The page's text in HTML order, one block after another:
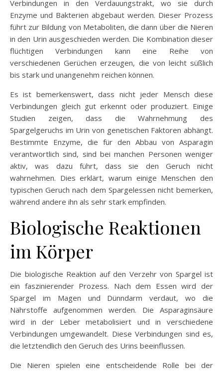
Verbindungen in den Verdauungstrakt, wo sie durch
Enzyme und Bakterien abgebaut werden. Dieser Prozess
führt zur Bildung von Metaboliten, die dann über die Nieren
in den Urin ausgeschieden werden. Die Kombination dieser
flüchtigen Verbindungen kann eine Reihe von
verschiedenen Gerüchen erzeugen, die von leicht süßlich
bis stark und unangenehm reichen können.
Es ist bemerkenswert, dass nicht jeder Mensch diese
Verbindungen gleich gut erkennt oder produziert. Einige
Studien zeigen, dass die Wahrnehmung des
Spargelgeruchs im Urin von genetischen Faktoren abhängt.
Bestimmte Enzyme, die für den Abbau von Asparagin
verantwortlich sind, sind bei manchen Personen weniger
aktiv, was dazu führt, dass sie den Geruch nicht
wahrnehmen. Dies erklärt, warum einige Menschen den
typischen Geruch nach dem Spargelessen nicht bemerken,
während andere ihn als sehr stark empfinden.
Biologische Reaktionen
im Körper
Die biologische Reaktion auf den Verzehr von Spargel ist
ein faszinierender Prozess. Nach dem Essen wird der
Spargel im Magen und Dünndarm verdaut, wo die
Nährstoffe aufgenommen werden. Die Asparaginsäure
wird in der Leber metabolisiert und in verschiedene
Verbindungen umgewandelt. Diese Verbindungen sind es,
die letztendlich den Geruch des Urins beeinflussen.
Die Nieren spielen eine entscheidende Rolle bei der